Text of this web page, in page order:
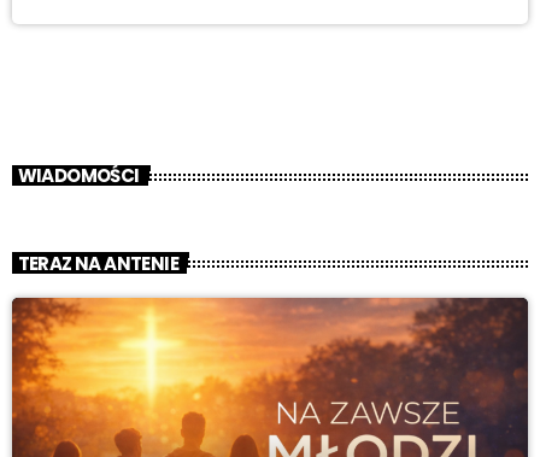
WIADOMOŚCI
TERAZ NA ANTENIE